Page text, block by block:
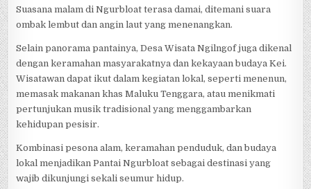
Suasana malam di Ngurbloat terasa damai, ditemani suara
ombak lembut dan angin laut yang menenangkan.
Selain panorama pantainya, Desa Wisata Ngilngof juga dikenal
dengan keramahan masyarakatnya dan kekayaan budaya Kei.
Wisatawan dapat ikut dalam kegiatan lokal, seperti menenun,
memasak makanan khas Maluku Tenggara, atau menikmati
pertunjukan musik tradisional yang menggambarkan
kehidupan pesisir.
Kombinasi pesona alam, keramahan penduduk, dan budaya
lokal menjadikan Pantai Ngurbloat sebagai destinasi yang
wajib dikunjungi sekali seumur hidup.